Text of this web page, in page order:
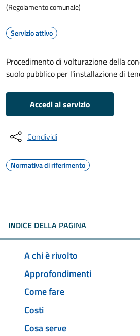
(Regolamento comunale)
Servizio attivo
Procedimento di volturazione della
suolo pubblico per l'installazione di
Accedi al servizio
Condividi
Normativa di riferimento
INDICE DELLA PAGINA
A chi è rivolto
Approfondimenti
Come fare
Costi
Cosa serve